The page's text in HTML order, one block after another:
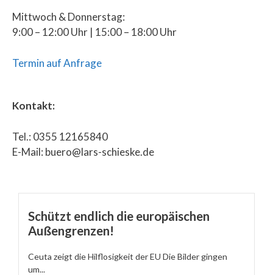
Mittwoch & Donnerstag:
9:00 – 12:00 Uhr | 15:00 – 18:00 Uhr
Termin auf Anfrage
Kontakt:
Tel.: 0355 12165840
E-Mail: buero@lars-schieske.de
Schützt endlich die europäischen
Außengrenzen!
Ceuta zeigt die Hilflosigkeit der EU Die Bilder gingen
um...